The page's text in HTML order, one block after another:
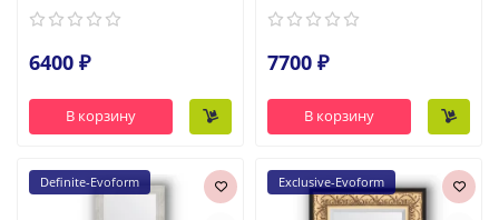
6400 ₽
В корзину
7700 ₽
В корзину
Definite-Evoform Exclusive-Evoform